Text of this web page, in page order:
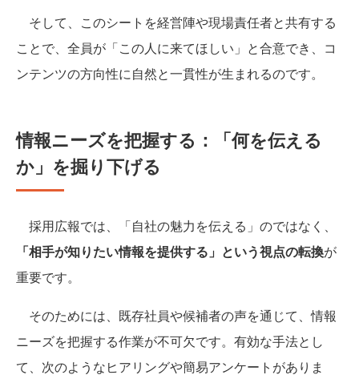
そして、このシートを経営陣や現場責任者と共有する
ことで、全員が「この人に来てほしい」と合意でき、コ
ンテンツの方向性に自然と一貫性が生まれるのです。
情報ニーズを把握する：「何を伝える
か」を掘り下げる
採用広報では、「自社の魅力を伝える」のではなく、
「相手が知りたい情報を提供する」という視点の転換が
重要です。
そのためには、既存社員や候補者の声を通じて、情報
ニーズを把握する作業が不可欠です。有効な手法とし
て、次のようなヒアリングや簡易アンケートがありま